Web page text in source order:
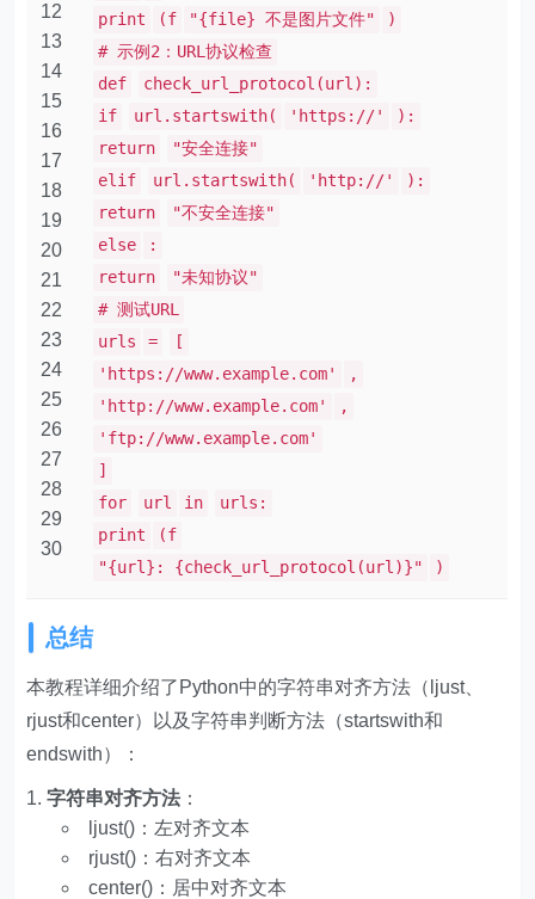
12
13
14
15
16
17
18
19
20
21
22
23
24
25
26
27
28
29
30
print
(f "{file} 不是图片文件"
)
# 示例2：URL协议检查
def
check_url_protocol(url):
if
url.startswith( 'https://'
):
return
"安全连接"
elif
url.startswith( 'http://'
):
return
"不安全连接"
else
:
return
"未知协议"
# 测试URL
urls
=
[
'https://www.example.com'
,
'http://www.example.com'
,
'ftp://www.example.com'
]
for
url in
urls:
print
(f
"{url}: {check_url_protocol(url)}"
)
总结
本教程详细介绍了Python中的字符串对齐方法（ljust、
rjust和center）以及字符串判断方法（startswith和
endswith）：
字符串对齐方法 ：
ljust()：左对齐文本
rjust()：右对齐文本
center()：居中对齐文本